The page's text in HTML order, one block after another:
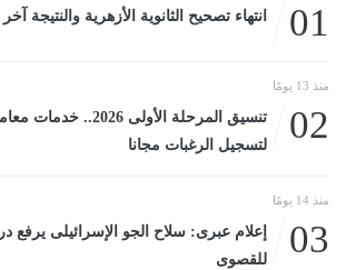
01 انتهاء تصحيح الثانوية الأزهرية والنتيجة
منذ 13 يومًا
02
تنسيق المرحلة الأولى
لتسجيل الرغبات مجانا
منذ 14 يومًا
03
إعلام عبرى: سلاح الجو الإسرائيلى يرفع
للقصوى